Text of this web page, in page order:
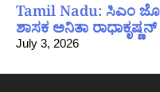
Tamil Nadu: ಸಿಎಂ
ಶಾಸಕ ಅನಿತಾ
July 3, 2026